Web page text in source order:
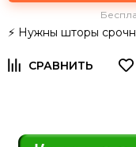
⚡ Нужны шторы